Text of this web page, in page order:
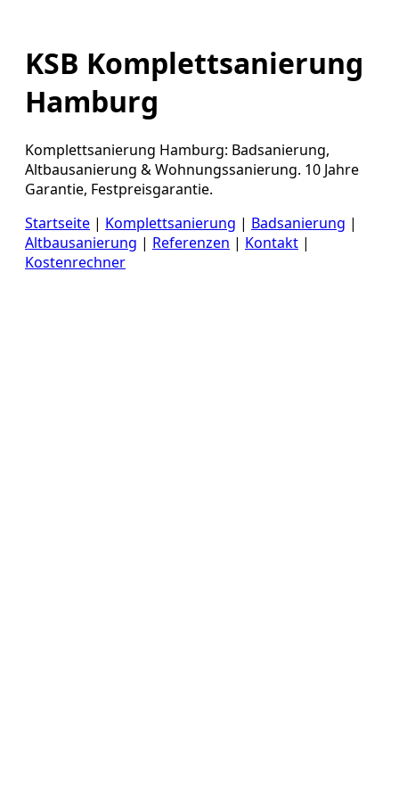
KSB Komplettsanierung
Hamburg
Komplettsanierung Hamburg: Badsanierung,
Altbausanierung & Wohnungssanierung. 10 Jahre
Garantie, Festpreisgarantie.
Startseite | Komplettsanierung | Badsanierung |
Altbausanierung | Referenzen | Kontakt |
Kostenrechner